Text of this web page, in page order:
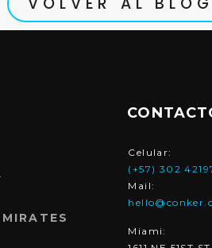
Celular:
(+57) 302
Mail:
Miami: